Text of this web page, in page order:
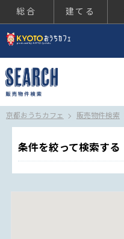
総合 建てる
京都おうちカフェ 販売物件検索
条件を絞って検索する